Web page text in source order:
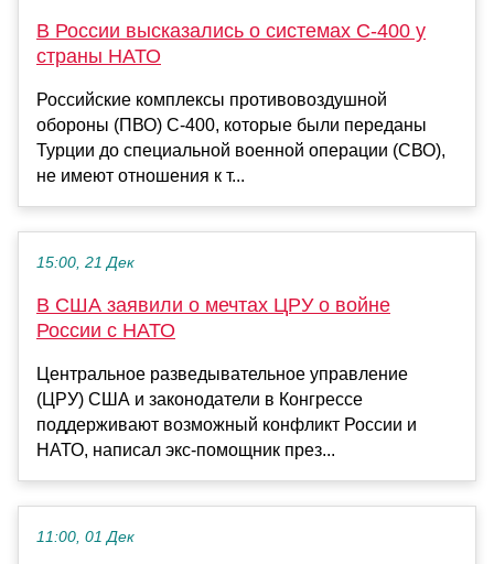
В России высказались о системах С-400 у
страны НАТО
Российские комплексы противовоздушной
обороны (ПВО) С-400, которые были переданы
Турции до специальной военной операции (СВО),
не имеют отношения к т...
15:00, 21 Дек
В США заявили о мечтах ЦРУ о войне
России с НАТО
Центральное разведывательное управление
(ЦРУ) США и законодатели в Конгрессе
поддерживают возможный конфликт России и
НАТО, написал экс-помощник през...
11:00, 01 Дек